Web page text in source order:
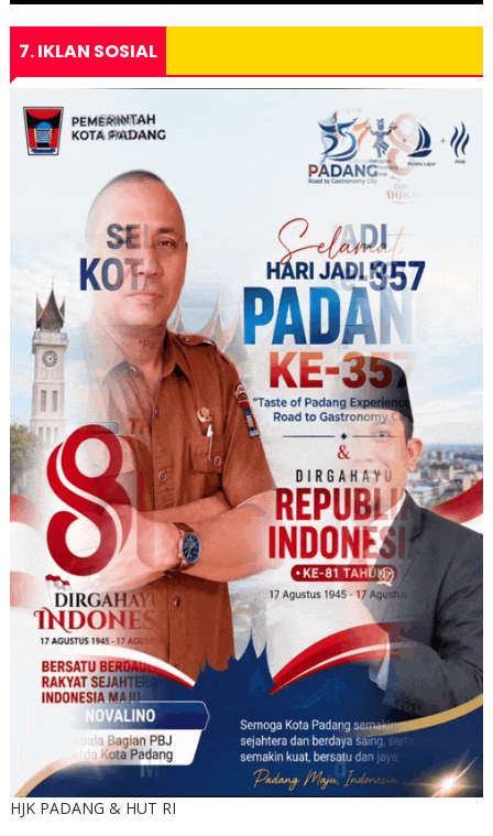
7. IKLAN SOSIAL
HJK PADANG & HUT RI